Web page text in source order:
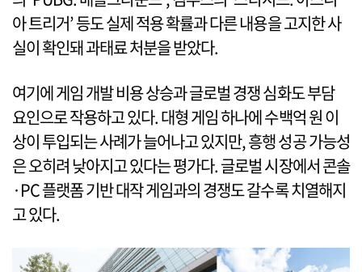
아 트리거’ 등도 실제 적용 확률과 다른 내용을 고지한 사
실이 확인돼 과태료 처분을 받았다.
여기에 게임 개발 비용 상승과 글로벌 경쟁 심화도 부담
요인으로 작용하고 있다. 대형 게임 하나에 수백억 원 이
상이 투입되는 사례가 늘어나고 있지만, 흥행 성공 가능성
은 오히려 낮아지고 있다는 평가다. 글로벌 시장에서 콘솔
·PC 플랫폼 기반 대작 게임과의 경쟁도 갈수록 치열해지
고 있다.